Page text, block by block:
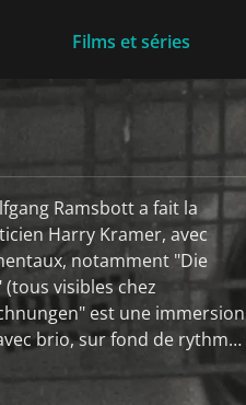
Films et séries
Ramsbott a fait la
Harry Kramer, avec
notamment "Die
(tous visibles chez
est une immersion
brio, sur fond de rythmes
Museum/fl)
Museum/fl)